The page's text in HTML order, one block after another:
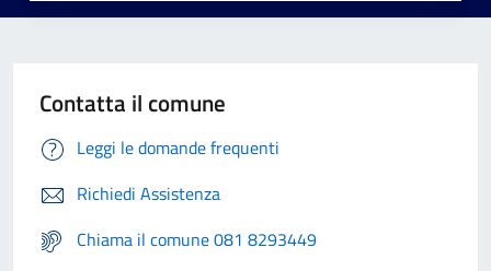
Contatta il comune
Leggi le domande frequenti
Richiedi Assistenza
Chiama il comune 081 8293449